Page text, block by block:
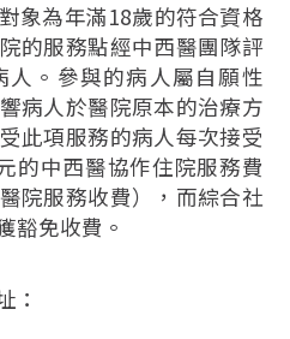
象為年滿18歲的符合資格
的服務點經中西醫團隊評
。參與的病人屬自願性
病人於醫院原本的治療方
此項服務的病人每次接受
的中西醫協作住院服務費
院服務收費），而綜合社
豁免收費。
：